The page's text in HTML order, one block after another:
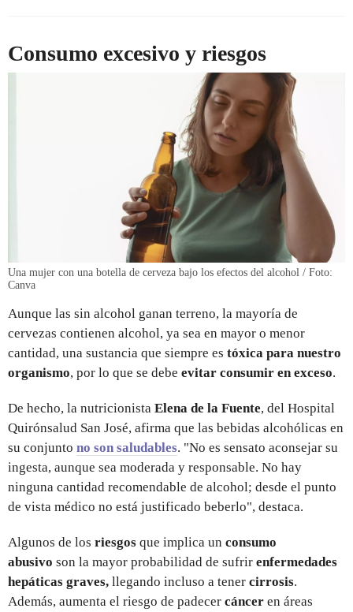
Consumo excesivo y riesgos
Una mujer con una botella de cerveza bajo los efectos del alcohol / Foto:
Canva
Aunque las sin alcohol ganan terreno, la mayoría de
cervezas contienen alcohol, ya sea en mayor o menor
cantidad, una sustancia que siempre es tóxica para nuestro
organismo, por lo que se debe evitar consumir en exceso.
De hecho, la nutricionista Elena de la Fuente, del Hospital
Quirónsalud San José, afirma que las bebidas alcohólicas en
su conjunto no son saludables. "No es sensato aconsejar su
ingesta, aunque sea moderada y responsable. No hay
ninguna cantidad recomendable de alcohol; desde el punto
de vista médico no está justificado beberlo", destaca.
Algunos de los riesgos que implica un consumo
abusivo son la mayor probabilidad de sufrir enfermedades
hepáticas graves, llegando incluso a tener cirrosis.
Además, aumenta el riesgo de padecer cáncer en áreas